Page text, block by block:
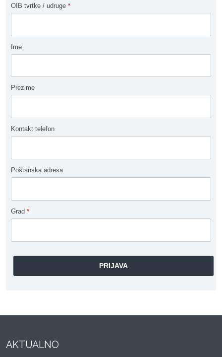
OIB tvrtke / udruge *
Ime
Prezime
Kontakt telefon
Poštanska adresa
Grad *
AKTUALNO